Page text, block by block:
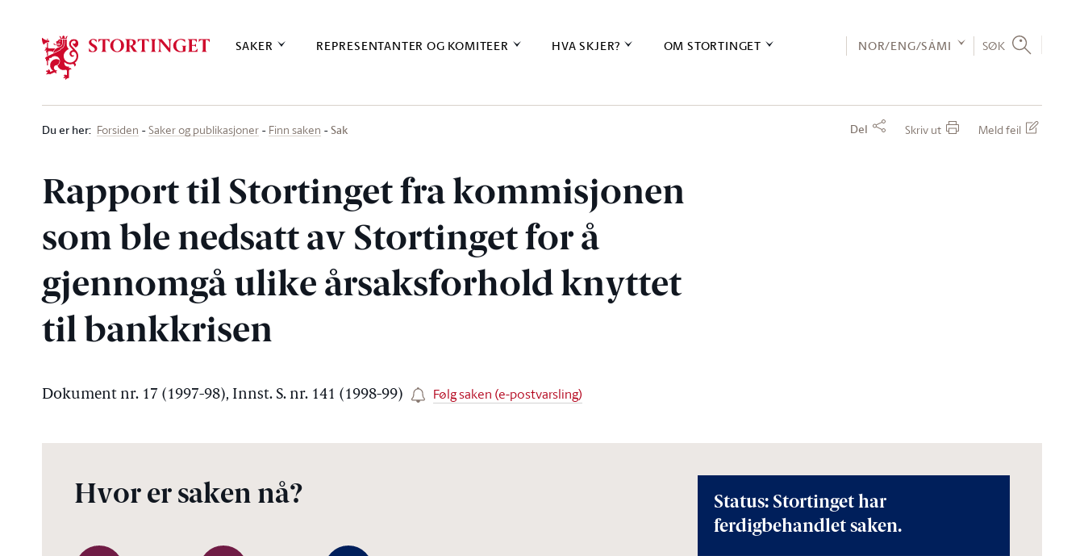
SAKER REPRESENTANTER OG KOMITEER HVA SKJER? OM STORTINGET NOR/ENG/SÁMI SØK
Du er her: Forsiden Saker og publikasjoner Finn saken Sak Del Skriv ut Meld feil
Rapport til Stortinget fra kommisjonen
som ble nedsatt av Stortinget for å
gjennomgå ulike årsaksforhold knyttet
til bankkrisen
Dokument nr. 17 (1997-98), Innst. S. nr. 141 (1998-99) Følg saken (e-postvarsling)
Hvor er saken nå?
Status: Stortinget har
ferdigbehandlet saken.